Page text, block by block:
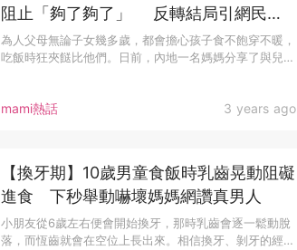
mami熱話 3 years ago
阻止「夠了夠了」 反轉結局引網民哭
笑不得：原來不是寵孩
為人父母無論子女幾多歲，都會擔心孩子食不飽穿不暖，
吃飯時狂夾餸比他們。日前，內地一名媽媽分享了與兒
【換牙期】10歲男童食飯時乳齒晃動阻礙
進食 下秒舉動嚇壞媽媽網讚真男人
小朋友從6歲左右便會開始換牙，那時乳齒會逐一鬆動脫
落，而恆齒就會在空位上長出來。相信換牙、剝牙的經